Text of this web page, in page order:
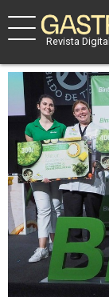
Revista